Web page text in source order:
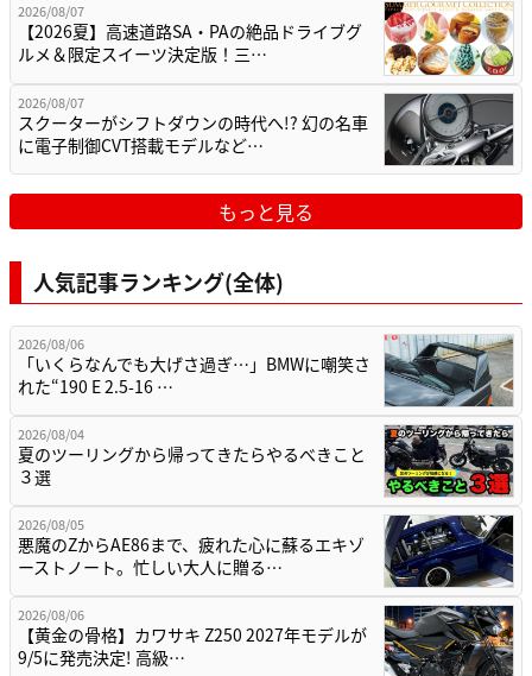
2026/08/07
【2026夏】高速道路SA・PAの絶品ドライブグ
ルメ＆限定スイーツ決定版！三…
2026/08/07
スクーターがシフトダウンの時代へ!? 幻の名車
に電子制御CVT搭載モデルなど…
もっと見る
人気記事ランキング(全体)
2026/08/06
「いくらなんでも大げさ過ぎ…」BMWに嘲笑さ
れた“190 E 2.5-16 …
2026/08/04
夏のツーリングから帰ってきたらやるべきこと
３選
2026/08/05
悪魔のZからAE86まで、疲れた心に蘇るエキゾ
ーストノート。忙しい大人に贈る…
2026/08/06
【黄金の骨格】カワサキ Z250 2027年モデルが
9/5に発売決定! 高級…